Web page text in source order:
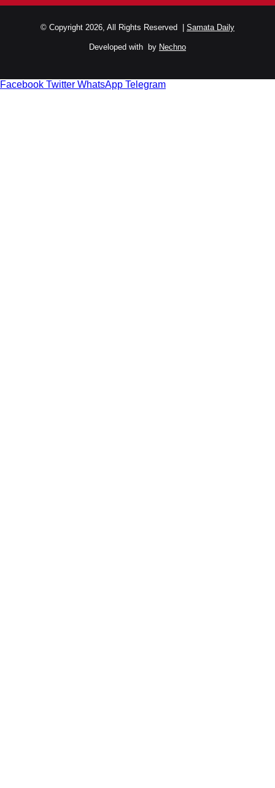
© Copyright 2026, All Rights Reserved | Samata Daily
Developed with by Nechno
Facebook Twitter WhatsApp Telegram